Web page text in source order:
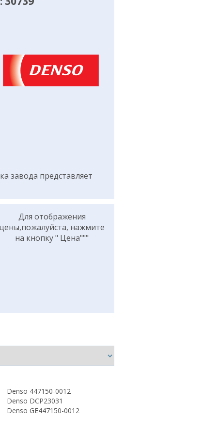
завода представляет
Для отображения
цены,пожалуйста, нажмите
на кнопку " Цена"""
Denso 447150-0012
Denso DCP23031
Denso GE447150-0012